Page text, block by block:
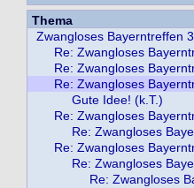
Thema
Zwangloses Bayerntreffen
Re: Zwangloses
Re: Zwangloses
Re: Zwangloses
Gute Idee! (k.T.)
Re: Zwangloses
Re: Zwangloses
Re: Zwangloses
Re: Zwangloses
Re: Zwangloses